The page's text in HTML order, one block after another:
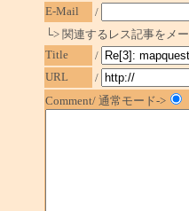
E-Mail
/
└> 関連するレス記事をメ
Title
/
URL
/
Comment/ 通常モード->